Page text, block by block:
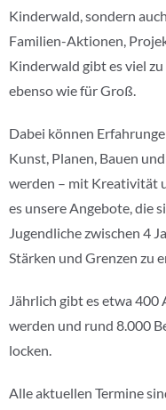
Kinderwald, sondern
Familien-Aktionen,
Kinderwald gibt es viel
ebenso wie für Groß.
Dabei können
Kunst, Planen, Bauen
werden – mit Kreativität
es unsere Angebote, die
Jugendliche zwischen 4
Stärken und Grenzen zu
Jährlich gibt es etwa 400
werden und rund 8.000
locken.
Alle aktuellen Termine